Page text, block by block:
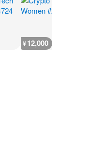
¥12,000